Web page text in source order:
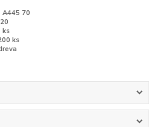
A445 70
ks
ks